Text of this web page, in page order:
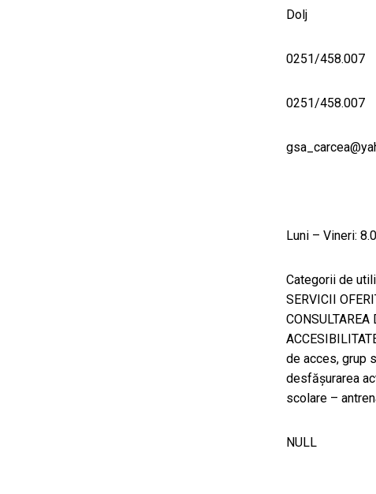
Dolj
0251/458.007
0251/458.007
Luni – Vineri:
Categorii de
SERVICII
de acces, grup
desfășurarea
scolare –
NULL